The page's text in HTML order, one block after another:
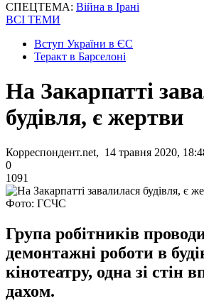
СПЕЦТЕМА: Війна в Ірані
ВСІ ТЕМИ
Вступ України в ЄС
Теракт в Барселоні
На Закарпатті
будівля, є жертви
Корреспондент.net, 14 травня 2020,
0
1091
Фото: ГСЧС
Група робітників
демонтажні роботи в
кінотеатру, одна зі стін
дахом.